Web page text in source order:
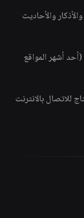
والأحاديث
(أحد أشهر المواقع
للاتصال بالانترنت